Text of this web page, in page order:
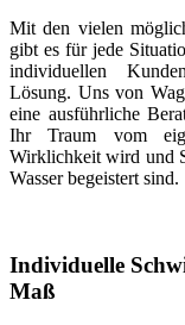
Mit den vielen
gibt es für jede
individuellen
Lösung. Uns von
eine ausführliche
Ihr Traum vom
Wirklichkeit wird und
Wasser begeistert sind.
Individuelle
Maß